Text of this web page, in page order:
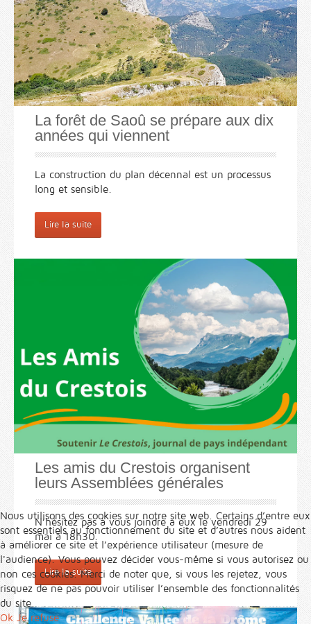
La forêt de Saoû se prépare aux dix
années qui viennent
La construction du plan décennal est un processus
long et sensible.
Lire la suite
Les amis du Crestois organisent
leurs Assemblées générales
N’hésitez pas à vous joindre à eux le vendredi 29
mai à 18h30.
Lire la suite
Nous utilisons des cookies sur notre site web. Certains d’entre eux
sont essentiels au fonctionnement du site et d’autres nous aident
à améliorer ce site et l’expérience utilisateur (mesure de
l'audience). Vous pouvez décider vous-même si vous autorisez ou
non ces cookies. Merci de noter que, si vous les rejetez, vous
risquez de ne pas pouvoir utiliser l’ensemble des fonctionnalités
du site.
Ok Je refuse